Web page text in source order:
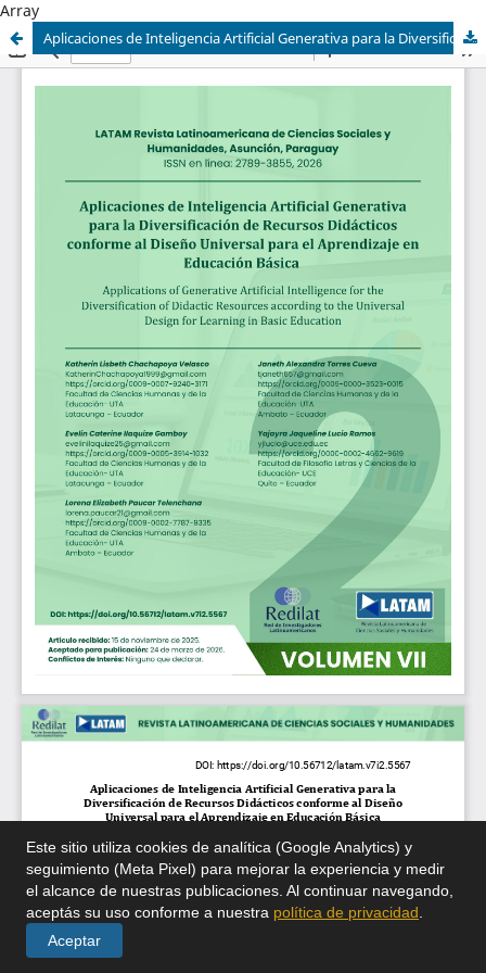
Array
Aplicaciones de Inteligencia Artificial Generativa para la Diversificación de Recursos Didácticos conforme al Diseño Universal para el Aprendizaje en Educación Básica
Este sitio utiliza cookies de analítica (Google Analytics) y
seguimiento (Meta Pixel) para mejorar la experiencia y medir
el alcance de nuestras publicaciones. Al continuar navegando,
aceptás su uso conforme a nuestra política de privacidad
Aceptar